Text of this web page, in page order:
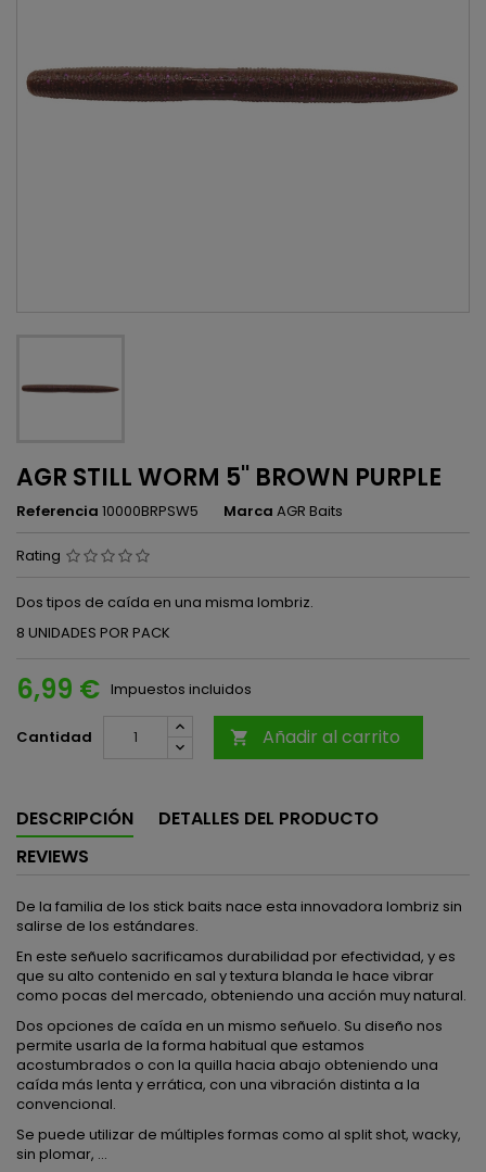
AGR STILL WORM 5'' BROWN PURPLE
Referencia 10000BRPSW5 Marca AGR Baits
Rating
Dos tipos de caída en una misma lombriz.
8 UNIDADES POR PACK
6,99 € Impuestos incluidos
Cantidad  Añadir al carrito
DESCRIPCIÓN
DETALLES DEL PRODUCTO
REVIEWS
De la familia de los stick baits nace esta innovadora lombriz sin
salirse de los estándares.
En este señuelo sacrificamos durabilidad por efectividad, y es
que su alto contenido en sal y textura blanda le hace vibrar
como pocas del mercado, obteniendo una acción muy natural.
Dos opciones de caída en un mismo señuelo. Su diseño nos
permite usarla de la forma habitual que estamos
acostumbrados o con la quilla hacia abajo obteniendo una
caída más lenta y errática, con una vibración distinta a la
convencional.
Se puede utilizar de múltiples formas como al split shot, wacky,
sin plomar, ...